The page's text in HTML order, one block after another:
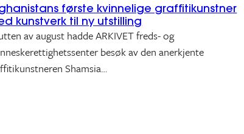
første kvinnelige graffitikunstner
kunstverk til ny utstilling
av august hadde ARKIVET freds- og
besøk av den anerkjente
Shamsia…